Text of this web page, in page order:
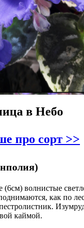
в Небо
про сорт >>
волнистые
как по
каймой.